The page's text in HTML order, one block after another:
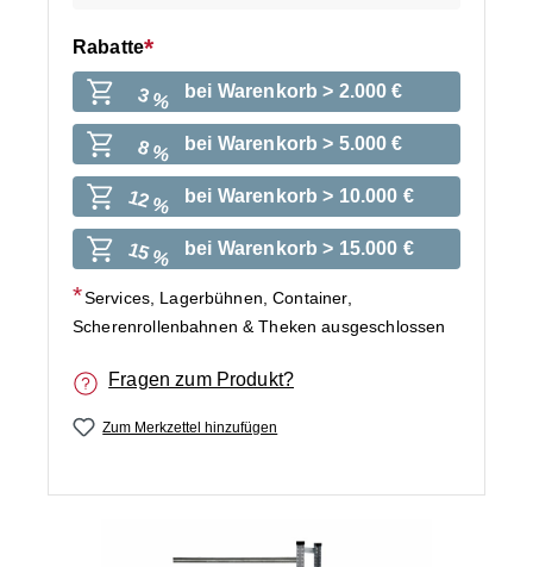
Rabatte
3 % bei Warenkorb > 2.000 €
8 % bei Warenkorb > 5.000 €
12 % bei Warenkorb > 10.000 €
15 % bei Warenkorb > 15.000 €
Services, Lagerbühnen, Container,
Scherenrollenbahnen & Theken ausgeschlossen
Fragen zum Produkt?
Zum Merkzettel hinzufügen